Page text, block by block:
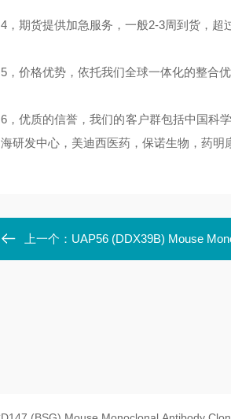
4，期货提供加急服务，一般2-3周到货，超
5，价格优势，依托我们全球一体化的整合
6，优质的信誉，我们的客户群包括中国科
海研发中心，美迪西医药，保诺生物，药明
上一个： UAP56 (DDX39B) Mouse Monoclonal